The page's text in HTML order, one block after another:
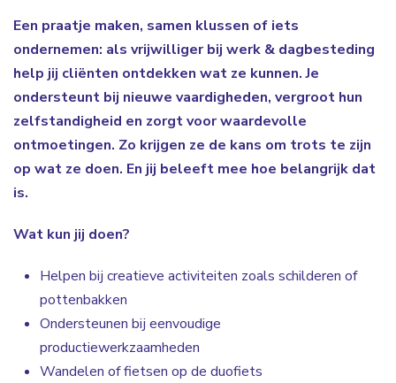
Een praatje maken, samen klussen of iets
ondernemen: als vrijwilliger bij werk & dagbesteding
help jij cliënten ontdekken wat ze kunnen. Je
ondersteunt bij nieuwe vaardigheden, vergroot hun
zelfstandigheid en zorgt voor waardevolle
ontmoetingen. Zo krijgen ze de kans om trots te zijn
op wat ze doen. En jij beleeft mee hoe belangrijk dat
is.
Wat kun jij doen?
Helpen bij creatieve activiteiten zoals schilderen of
pottenbakken
Ondersteunen bij eenvoudige
productiewerkzaamheden
Wandelen of fietsen op de duofiets